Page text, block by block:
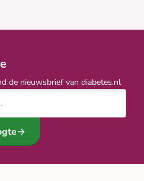
de nieuwsbrief van diabetes.nl